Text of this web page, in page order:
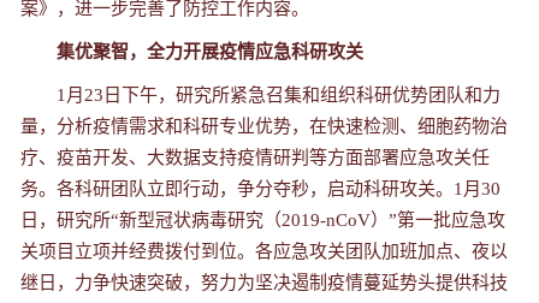
案》，进一步完善了防控工作内容。
集优聚智，全力开展疫情应急科研攻关
1月23日下午，研究所紧急召集和组织科研优势团队和力
量，分析疫情需求和科研专业优势，在快速检测、细胞药物治
疗、疫苗开发、大数据支持疫情研判等方面部署应急攻关任
务。各科研团队立即行动，争分夺秒，启动科研攻关。1月30
日，研究所“新型冠状病毒研究（2019-nCoV）”第一批应急攻
关项目立项并经费拨付到位。各应急攻关团队加班加点、夜以
继日，力争快速突破，努力为坚决遏制疫情蔓延势头提供科技